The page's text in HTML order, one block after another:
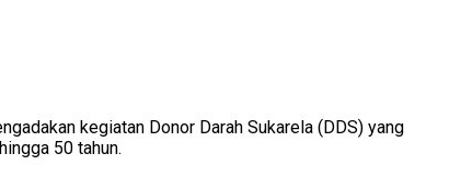
kegiatan Donor Darah Sukarela (DDS) yang
50 tahun.